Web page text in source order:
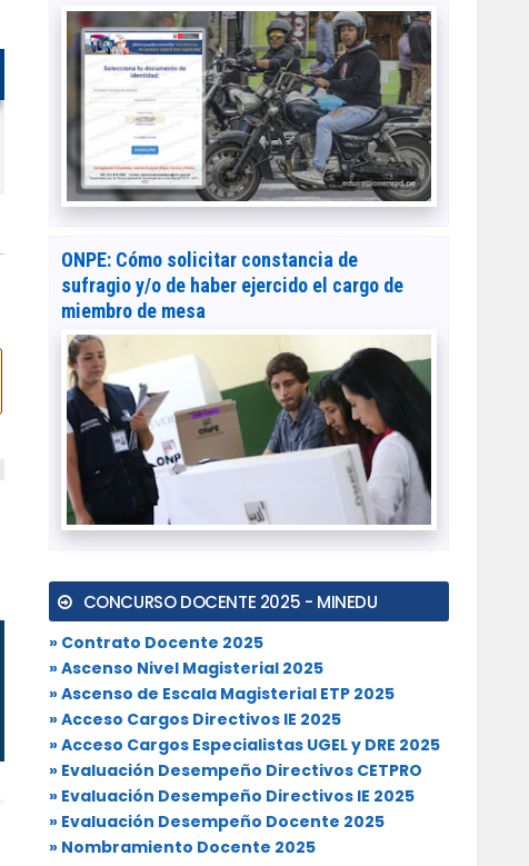
ONPE: Cómo solicitar constancia de
sufragio y/o de haber ejercido el cargo de
miembro de mesa
CONCURSO DOCENTE 2025 - MINEDU
» Contrato Docente 2025
» Ascenso Nivel Magisterial 2025
» Ascenso de Escala Magisterial ETP 2025
» Acceso Cargos Directivos IE 2025
» Acceso Cargos Especialistas UGEL y DRE 2025
» Evaluación Desempeño Directivos CETPRO
» Evaluación Desempeño Directivos IE 2025
» Evaluación Desempeño Docente 2025
» Nombramiento Docente 2025